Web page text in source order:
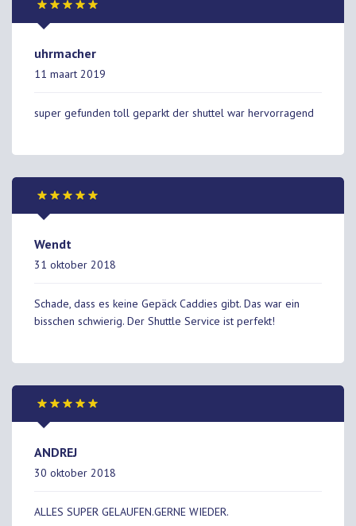
uhrmacher
11 maart 2019
super gefunden toll geparkt der shuttel war hervorragend
Wendt
31 oktober 2018
Schade, dass es keine Gepäck Caddies gibt. Das war ein
bisschen schwierig. Der Shuttle Service ist perfekt!
ANDREJ
30 oktober 2018
ALLES SUPER GELAUFEN.GERNE WIEDER.